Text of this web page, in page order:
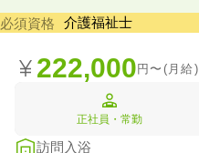
必須資格 介護福祉士
222,000円〜(月給)
正社員・常勤
訪問入浴